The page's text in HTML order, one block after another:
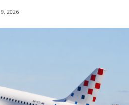
2026